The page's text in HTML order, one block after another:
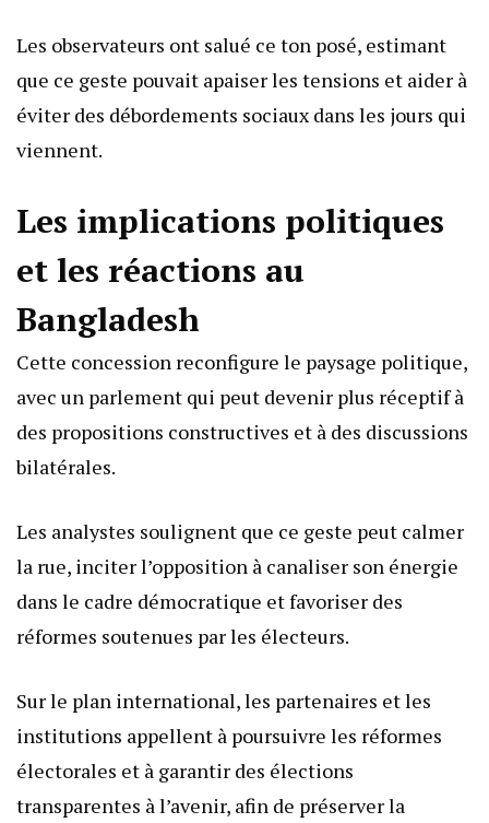
Les observateurs ont salué ce ton posé, estimant
que ce geste pouvait apaiser les tensions et aider à
éviter des débordements sociaux dans les jours qui
viennent.
Les implications politiques
et les réactions au
Bangladesh
Cette concession reconfigure le paysage politique,
avec un parlement qui peut devenir plus réceptif à
des propositions constructives et à des discussions
bilatérales.
Les analystes soulignent que ce geste peut calmer
la rue, inciter l’opposition à canaliser son énergie
dans le cadre démocratique et favoriser des
réformes soutenues par les électeurs.
Sur le plan international, les partenaires et les
institutions appellent à poursuivre les réformes
électorales et à garantir des élections
transparentes à l’avenir, afin de préserver la